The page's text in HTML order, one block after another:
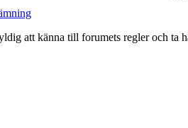
att känna till forumets regler och ta